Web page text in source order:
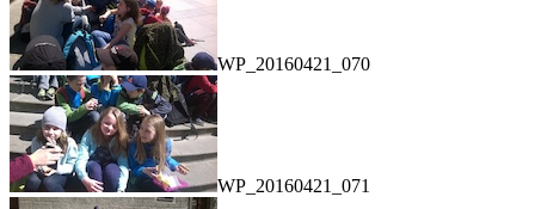
WP_20160421_070
WP_20160421_071